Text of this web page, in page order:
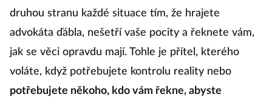
druhou stranu každé situace tím, že hrajete
advokáta ďábla, nešetří vaše pocity a řeknete vám,
jak se věci opravdu mají. Tohle je přítel, kterého
voláte, když potřebujete kontrolu reality nebo
potřebujete někoho, kdo vám řekne, abyste